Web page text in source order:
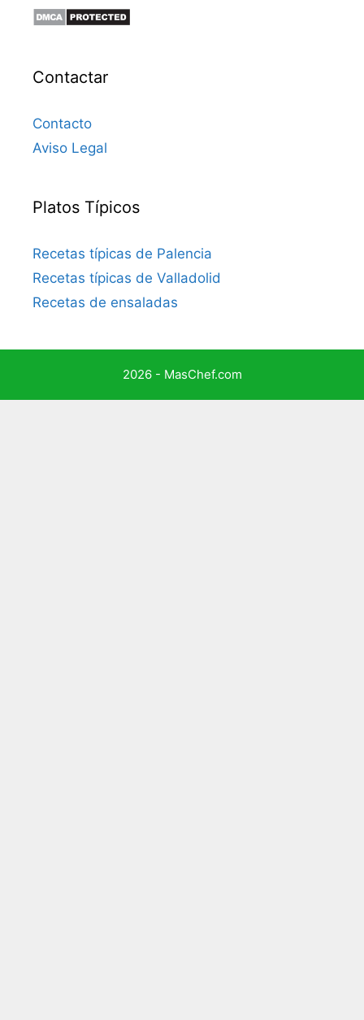
Contactar
Contacto
Aviso Legal
Platos Típicos
Recetas típicas de Palencia
Recetas típicas de Valladolid
Recetas de ensaladas
2026 - MasChef.com